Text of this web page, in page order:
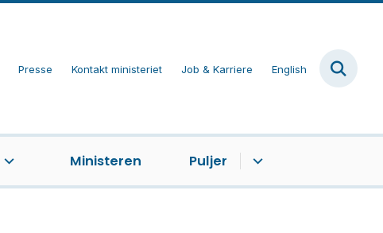
Presse Kontakt ministeriet Job & Karriere English
Ministeren Puljer